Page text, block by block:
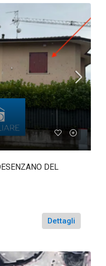
DEL
Dettagli